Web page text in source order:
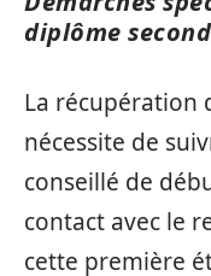
diplôme
La récupération
nécessite de
conseillé de
contact avec le
cette première